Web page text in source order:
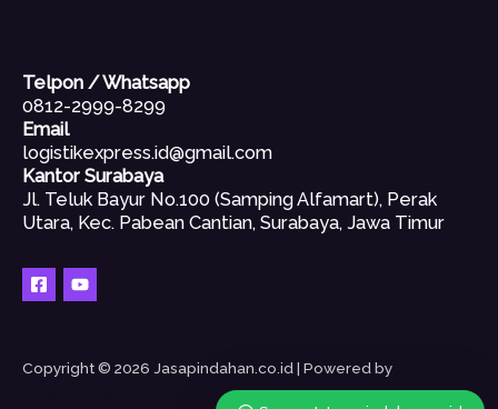
Telpon / Whatsapp
0812-2999-8299
Email
logistikexpress.id@gmail.com
Kantor Surabaya
Jl. Teluk Bayur No.100 (Samping Alfamart), Perak
Utara, Kec. Pabean Cantian, Surabaya, Jawa Timur
Copyright © 2026 Jasapindahan.co.id | Powered by